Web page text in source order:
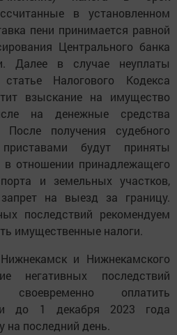
в установленном
пени принимается равной
Центрального банка
Далее в случае неуплаты
Налогового Кодекса
взыскание на имущество
на денежные средства
получения судебного
будут приняты
отношении принадлежащего
и земельных участков,
на выезд за границу.
последствий рекомендуем
имущественные налоги.
и Нижнекамского
негативных последствий
оплатить
до 1 декабря 2023 года
на последний день.